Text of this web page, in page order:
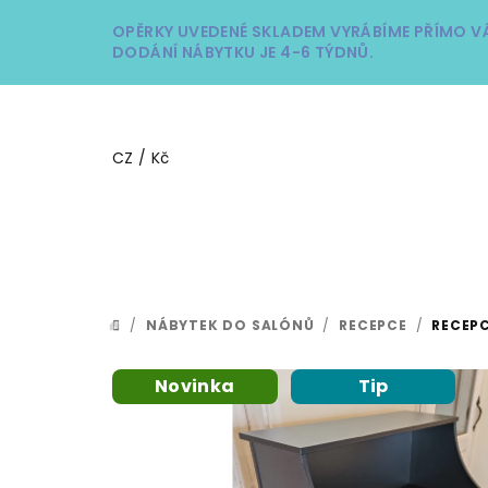
OPĚRKY UVEDENÉ SKLADEM VYRÁBÍME
DODÁNÍ NÁBYTKU JE 4-6 TÝDNŮ.
CZ / Kč
DOMŮ
/ NÁBYTEK DO SALÓNŮ / RECEPCE /
Novinka Tip